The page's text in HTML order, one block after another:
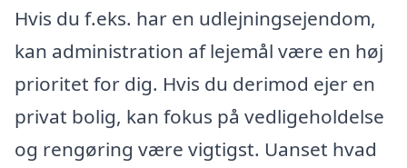
Hvis du f.eks. har en udlejningsejendom,
kan administration af lejemål være en høj
prioritet for dig. Hvis du derimod ejer en
privat bolig, kan fokus på vedligeholdelse
og rengøring være vigtigst. Uanset hvad